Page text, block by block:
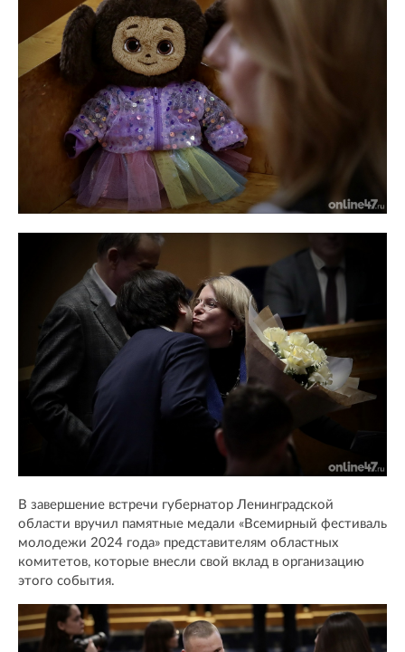
В завершение встречи губернатор Ленинградской
области вручил памятные медали «Всемирный фестиваль
молодежи 2024 года» представителям областных
комитетов, которые внесли свой вклад в организацию
этого события.